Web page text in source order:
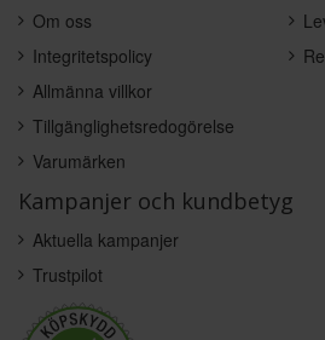
Om oss
Integritetspolicy
Allmänna villkor
Tillgänglighetsredogörelse
Varumärken
Kampanjer och kundbetyg
Aktuella kampanjer
Trustpilot